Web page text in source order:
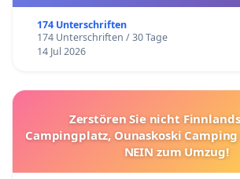
174 Unterschriften
174 Unterschriften / 30 Tage
14 Jul 2026
Zerstören Sie nicht
Campingplatz, Ounaskoski
NEIN zum Umzug!